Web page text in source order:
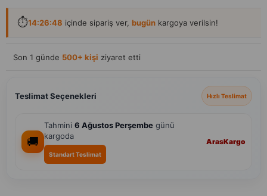
⏱️14:26:47 içinde sipariş ver, bugünkargoya verilsin!
Son 1 günde 500+ kişi ziyaret etti
Teslimat Seçenekleri Hızlı Teslimat
🚚
Tahmini 6 Ağustos Perşembe günü
kargoda
Standart Teslimat
ArasKargo